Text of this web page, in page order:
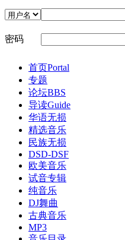
密码
首页Portal
专题
论坛BBS
导读Guide
华语无损
精选音乐
民族无损
DSD-DSF
欧美音乐
试音专辑
纯音乐
DJ舞曲
古典音乐
MP3